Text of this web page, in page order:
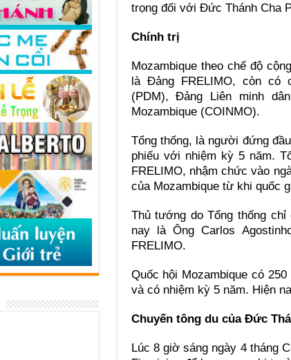
trọng đối với Đức Thánh Cha
Chính trị
Mozambique theo chế độ
là Đảng FRELIMO, còn có
(PDM), Đảng Liên minh
Mozambique (COINMO).
Tổng thống, là người đứng
phiếu với nhiệm kỳ 5 năm.
FRELIMO, nhậm chức vào
của Mozambique từ khi quốc
Thủ tướng do Tổng thống
nay là Ông Carlos
FRELIMO.
Quốc hội Mozambique có
và có nhiệm kỳ 5 năm. Hiện
Chuyến tông du của Đức
Lúc 8 giờ sáng ngày 4 tháng